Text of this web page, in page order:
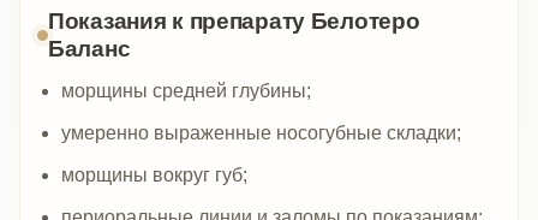
Показания к препарату Белотеро
Баланс
морщины средней глубины;
умеренно выраженные носогубные складки;
морщины вокруг губ;